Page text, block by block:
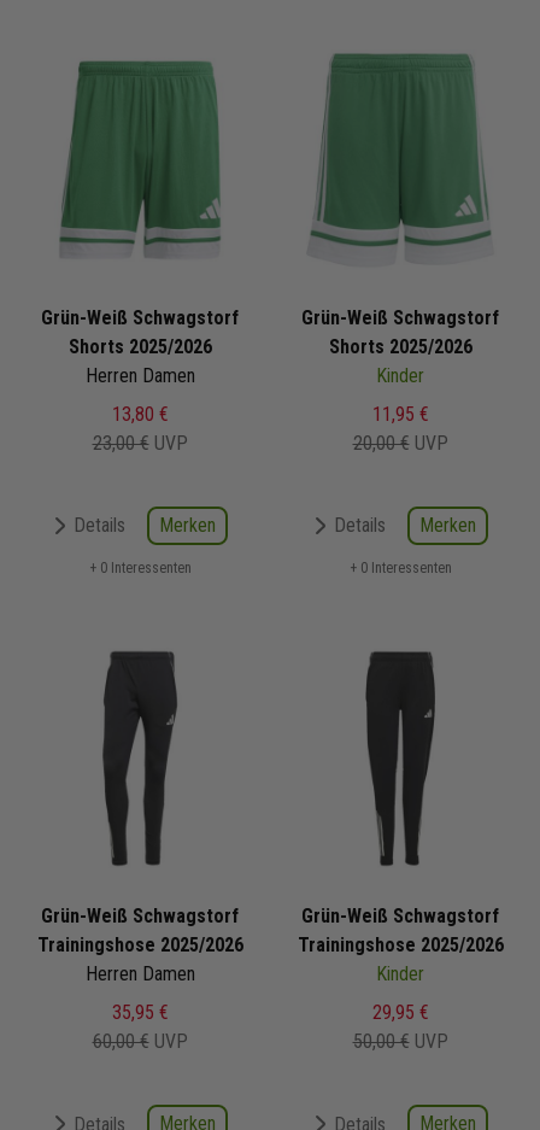
Grün-Weiß Schwagstorf
Shorts 2025/2026
Herren Damen
13,80 €
23,00 € UVP
Details Merken
+ 0 Interessenten
Grün-Weiß Schwagstorf
Shorts 2025/2026
Kinder
11,95 €
20,00 € UVP
Details Merken
+ 0 Interessenten
Grün-Weiß Schwagstorf
Trainingshose 2025/2026
Herren Damen
35,95 €
60,00 € UVP
Details Merken
Grün-Weiß Schwagstorf
Trainingshose 2025/2026
Kinder
29,95 €
50,00 € UVP
Details Merken